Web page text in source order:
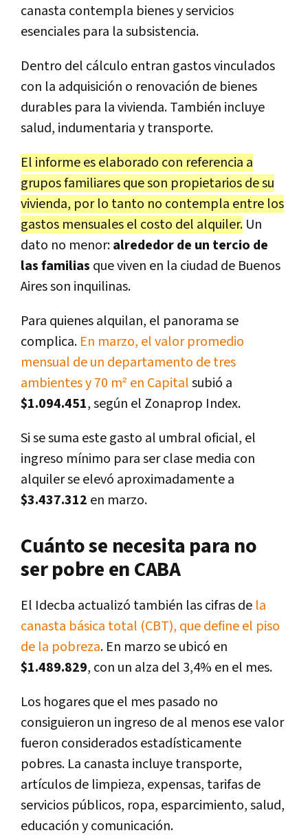
canasta contempla bienes y servicios
esenciales para la subsistencia.
Dentro del cálculo entran gastos vinculados
con la adquisición o renovación de bienes
durables para la vivienda. También incluye
salud, indumentaria y transporte.
El informe es elaborado con referencia a
grupos familiares que son propietarios de su
vivienda, por lo tanto no contempla entre los
gastos mensuales el costo del alquiler. Un
dato no menor:alrededor de un tercio de
las familias que viven en la ciudad de Buenos
Aires son inquilinas.
Para quienes alquilan, el panorama se
complica. En marzo, el valor promedio
mensual de un departamento de tres
ambientes y 70 m² en Capitalsubió a
$1.094.451, según el Zonaprop Index.
Si se suma este gasto al umbral oficial, el
ingreso mínimo para ser clase media con
alquiler se elevó aproximadamente a
$3.437.312 en marzo.
Cuánto se necesita para no
ser pobre en CABA
El Idecba actualizó también las cifras de la
canasta básica total (CBT), que define el piso
de la pobreza. En marzo se ubicó en
$1.489.829, con un alza del 3,4% en el mes.
Los hogares que el mes pasado no
consiguieron un ingreso de al menos ese valor
fueron considerados estadísticamente
pobres. La canasta incluye transporte,
artículos de limpieza, expensas, tarifas de
servicios públicos, ropa, esparcimiento, salud,
educación y comunicación.